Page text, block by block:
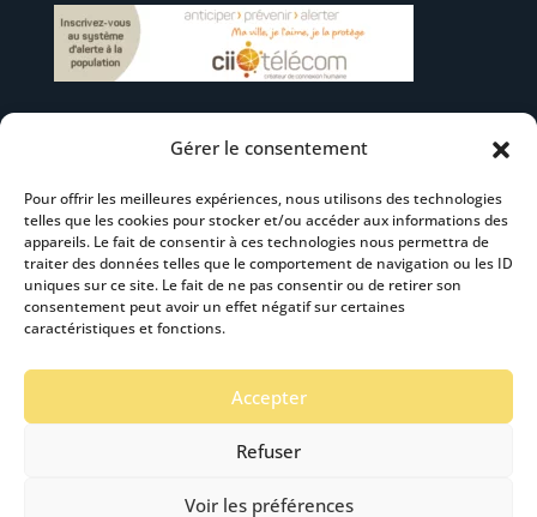
Gérer le consentement
Pour offrir les meilleures expériences, nous utilisons des technologies
telles que les cookies pour stocker et/ou accéder aux informations des
appareils. Le fait de consentir à ces technologies nous permettra de
traiter des données telles que le comportement de navigation ou les ID
uniques sur ce site. Le fait de ne pas consentir ou de retirer son
consentement peut avoir un effet négatif sur certaines
caractéristiques et fonctions.
Accepter
Refuser
Voir les préférences
Suivez-nous
S’abonner à la newsletter